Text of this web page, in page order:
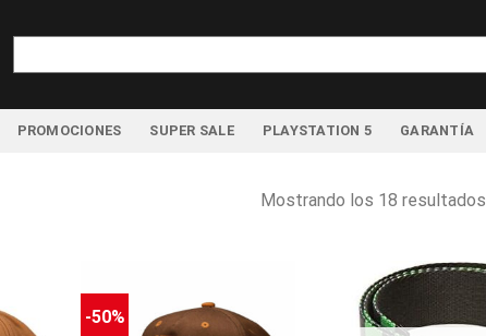
PROMOCIONES SUPER SALE PLAYSTATION 5 GARANTÍA
Mostrando los 18 resultados
-50%